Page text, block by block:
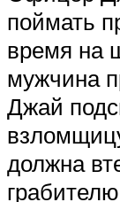
поймать
время на
мужчина
Джай
должна